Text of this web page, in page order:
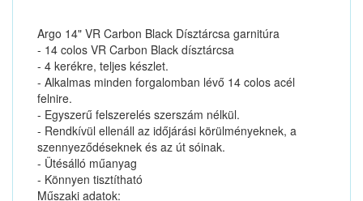
Argo 14" VR Carbon Black Dísztárcsa garnitúra
- 14 colos VR Carbon Black dísztárcsa
- 4 kerékre, teljes készlet.
- Alkalmas minden forgalomban lévő 14 colos acél
felnire.
- Egyszerű felszerelés szerszám nélkül.
- Rendkívül ellenáll az időjárási körülményeknek, a
szennyeződéseknek és az út sóinak.
- Ütésálló műanyag
- Könnyen tisztítható
Műszaki adatok: